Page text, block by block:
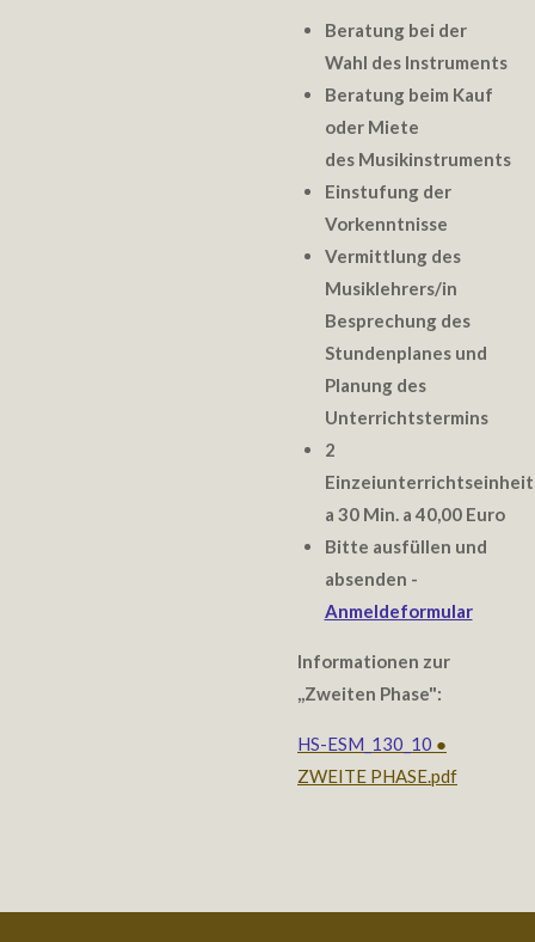
Beratung bei der
Wahl des Instruments
Beratung beim Kauf
oder Miete
des Musikinstruments
Einstufung der
Vorkenntnisse
Vermittlung des
Musiklehrers/in
Besprechung des
Stundenplanes und
Planung des
Unterrichtstermins
2
a 30 Min. a 40,00 Euro
Bitte ausfüllen und
absenden -
Anmeldeformular
Informationen zur
,,Zweiten Phase":
HS-ESM_130_10 ●
ZWEITE PHASE.pdf